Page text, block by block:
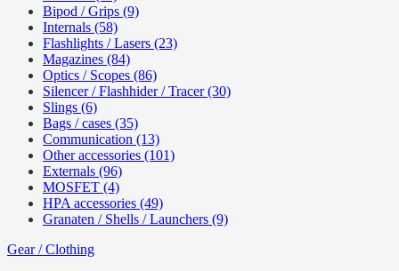
Bipod / Grips (9)
Internals (58)
Flashlights / Lasers (23)
Magazines (84)
Optics / Scopes (86)
Silencer / Flashhider / Tracer (30)
Slings (6)
Bags / cases (35)
Communication (13)
Other accessories (101)
Externals (96)
MOSFET (4)
HPA accessories (49)
Granaten / Shells / Launchers (9)
Gear / Clothing